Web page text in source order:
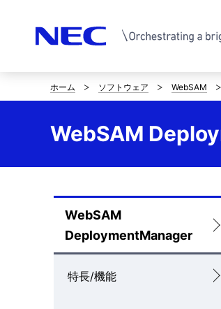
サ
イ
の
現
在
ホーム ソフトウェア WebSAM
WebSAM
ロ
ー
カ
WebSAM
DeploymentManager
特長/機能